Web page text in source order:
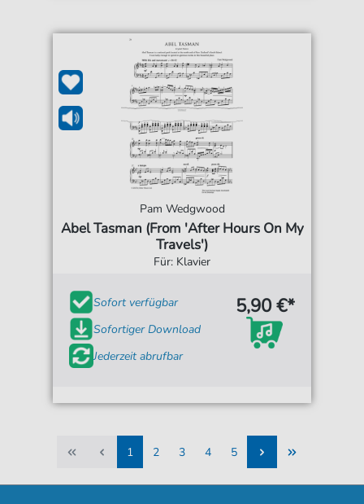
Pam Wedgwood
Abel Tasman (From 'After Hours On My
Travels')
Für: Klavier
Sofort verfügbar
Sofortiger Download
Jederzeit abrufbar
5,90 €*
1
2
3
4
5